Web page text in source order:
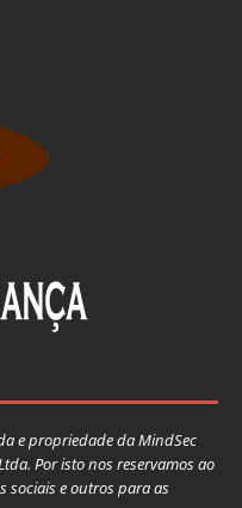
e propriedade da MindSec
Por isto nos reservamos ao
sociais e outros para as